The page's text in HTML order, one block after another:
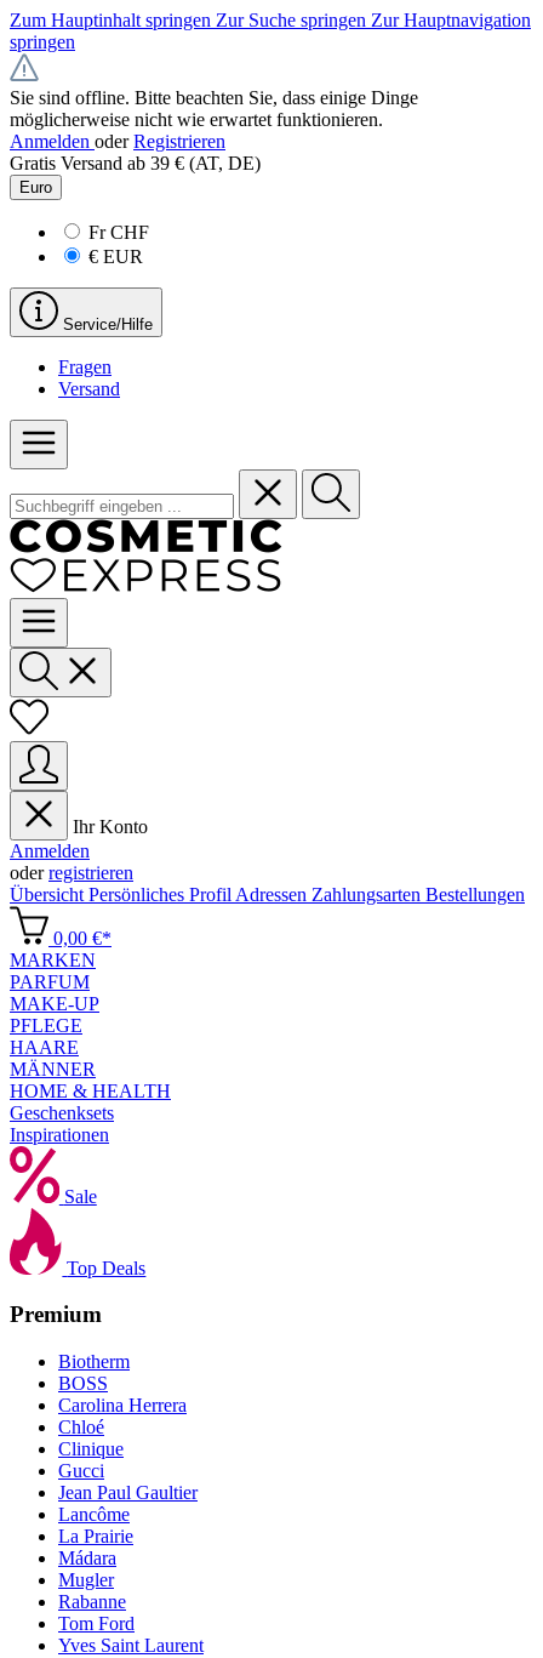
Zum Hauptinhalt springen Zur Suche springen Zur Hauptnavigation
springen
Sie sind offline. Bitte beachten Sie, dass einige Dinge
möglicherweise nicht wie erwartet funktionieren.
Anmelden oder Registrieren
Gratis Versand ab 39 € (AT, DE)
Euro
FrCHF
€ EUR
Service/Hilfe
Fragen
Versand
Ihr Konto
Anmelden
oderregistrieren
Übersicht Persönliches Profil Adressen Zahlungsarten Bestellungen
0,00 €*
MARKEN
PARFUM
MAKE-UP
PFLEGE
HAARE
MÄNNER
HOME & HEALTH
Geschenksets
Inspirationen
Sale
Top Deals
Premium
Biotherm
BOSS
Carolina Herrera
Chloé
Clinique
Gucci
Jean Paul Gaultier
Lancôme
La Prairie
Mádara
Mugler
Rabanne
Tom Ford
Yves Saint Laurent